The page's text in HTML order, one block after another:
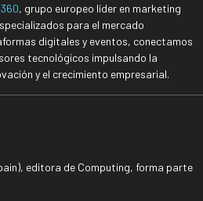
, grupo europeo líder en marketing
para el mercado
digitales y eventos, conectamos
tecnológicos impulsando la
y el crecimiento empresarial.
editora de Computing, forma parte